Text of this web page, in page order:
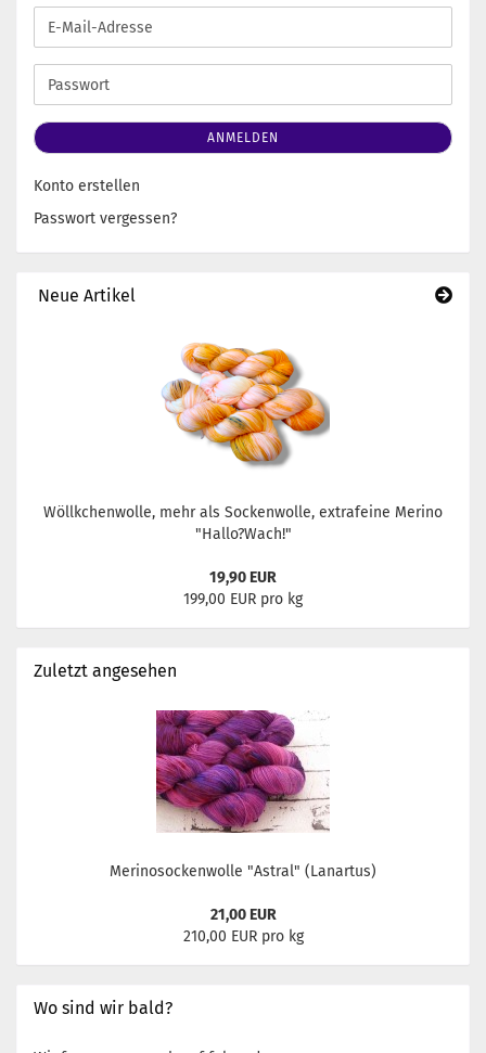
E-
Mail-
Adresse
Passwort
ANMELDEN
Konto erstellen
Passwort vergessen?
Neue Artikel
Wöllkchenwolle, mehr als Sockenwolle, extrafeine Merino
"Hallo?Wach!"
19,90 EUR
199,00 EUR pro kg
Zuletzt angesehen
Merinosockenwolle "Astral" (Lanartus)
21,00 EUR
210,00 EUR pro kg
Wo sind wir bald?